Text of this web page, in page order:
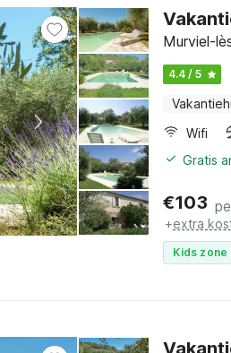
Murviel-
4.4 / 5
Wifi
Gratis
€103
+extra
Kids zone